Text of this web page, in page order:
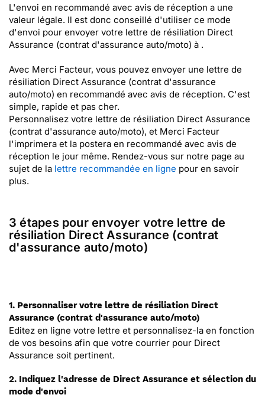
L'envoi en recommandé avec avis de réception a une
valeur légale. Il est donc conseillé d'utiliser ce mode
d'envoi pour envoyer votre lettre de résiliation Direct
Assurance (contrat d'assurance auto/moto) à .
Avec Merci Facteur, vous pouvez envoyer une lettre de
résiliation Direct Assurance (contrat d'assurance
auto/moto) en recommandé avec avis de réception. C'est
simple, rapide et pas cher.
Personnalisez votre lettre de résiliation Direct Assurance
(contrat d'assurance auto/moto), et Merci Facteur
l'imprimera et la postera en recommandé avec avis de
réception le jour même. Rendez-vous sur notre page au
sujet de la lettre recommandée en ligne pour en savoir
plus.
3 étapes pour envoyer votre lettre de
résiliation Direct Assurance (contrat
d'assurance auto/moto)
1. Personnaliser votre lettre de résiliation Direct
Assurance (contrat d'assurance auto/moto)
Editez en ligne votre lettre et personnalisez-la en fonction
de vos besoins afin que votre courrier pour Direct
Assurance soit pertinent.
2. Indiquez l'adresse de Direct Assurance et sélection du
mode d'envoi